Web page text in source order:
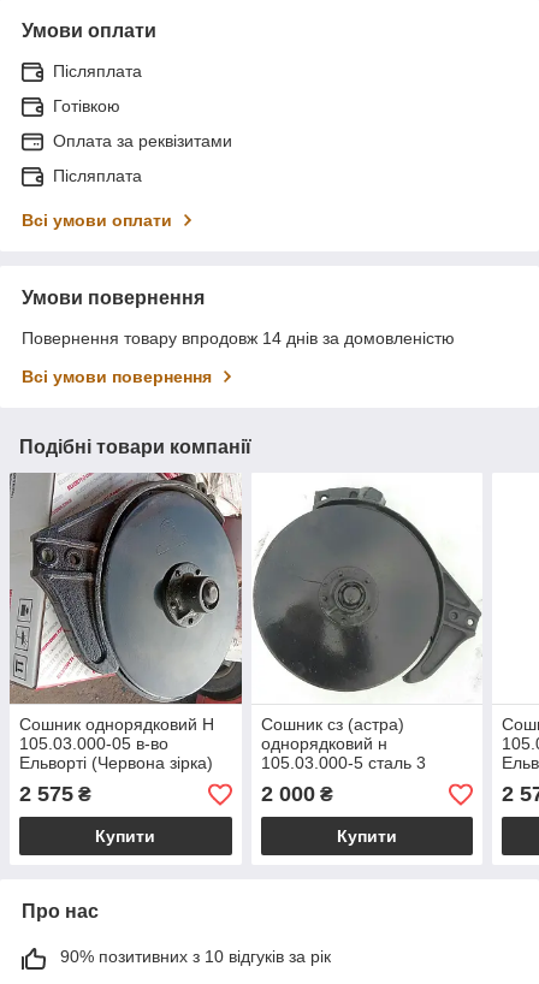
Умови оплати
Післяплата
Готівкою
Оплата за реквізитами
Післяплата
Всі умови оплати
Умови повернення
Повернення товару впродовж 14 днів за домовленістю
Всі умови повернення
Подібні товари компанії
Сошник однорядковий Н
105.03.000-05 в-во
Ельворті (Червона зірка)
СЗ, Астра, Астра Нова
2 575 ₴
Купити
Сошник сз (астра)
однорядковий н
105.03.000-5 сталь 3
2 000₴
Купити
СЗ,
2
Про нас
90% позитивних з 10 відгуків за рік